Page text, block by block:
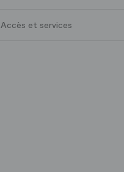
Accès et services